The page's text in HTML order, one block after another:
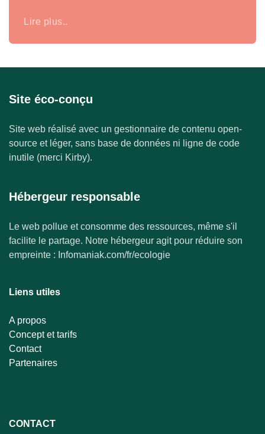
Lire plus..
Site éco-conçu
Site web réalisé avec un gestionnaire de contenu open-
source et léger, sans base de données ni ligne de code
inutile (merci Kirby).
Hébergeur responsable
Le web pollue et consomme des ressources, même s'il
facilite le partage. Notre hébergeur agit pour réduire son
empreinte : Infomaniak.com/fr/ecologie
Liens utiles
A propos
Concept et tarifs
Contact
Partenaires
CONTACT